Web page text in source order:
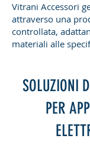
Vitrani Accessori
attraverso una
controllata,
materiali alle
SOLUZIONI
PER